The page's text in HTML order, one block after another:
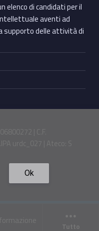
Tutto
elenco di candidati per il
aventi ad
supporto delle attività di
| C.F.
urdc_027 | Ateco: S
Ok